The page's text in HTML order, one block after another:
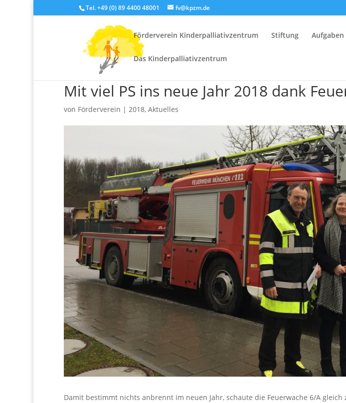
Tel. +49 (0) 89 4400 48001 fv@kpzm.de
Förderverein Kinderpalliativzentrum Stiftung Aufgaben
Das Kinderpalliativzentrum
Mit viel PS ins neue Jahr 2018 dank
von Förderverein | 2018, Aktuelles
Damit bestimmt nichts anbrennt im neuen Jahr, schaute die Feuerwache 6/A gleich